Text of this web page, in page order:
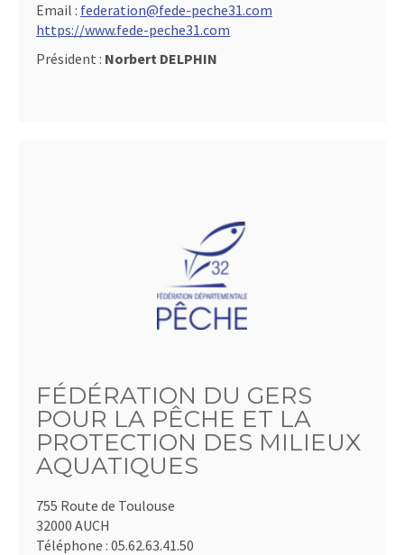
Email : federation@fede-peche31.com
https://www.fede-peche31.com
Président : Norbert DELPHIN
FÉDÉRATION DU GERS
POUR LA PÊCHE ET LA
PROTECTION DES MILIEUX
AQUATIQUES
755 Route de Toulouse
32000 AUCH
Téléphone : 05.62.63.41.50